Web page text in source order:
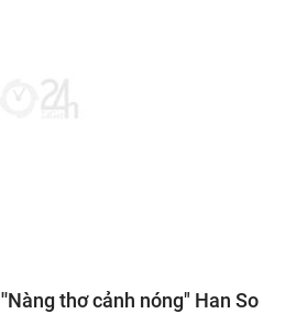
''Nàng thơ cảnh nóng" Han So